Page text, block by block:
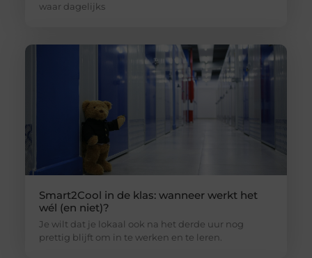
waar dagelijks
Smart2Cool in de klas: wanneer werkt het
wél (en niet)?
Je wilt dat je lokaal ook na het derde uur nog
prettig blijft om in te werken en te leren.